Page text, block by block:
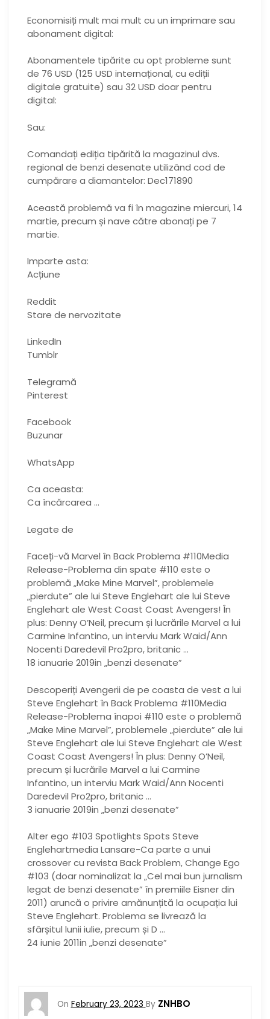
Economisiți mult mai mult cu un imprimare sau
abonament digital:
Abonamentele tipărite cu opt probleme sunt
de 76 USD (125 USD internațional, cu ediții
digitale gratuite) sau 32 USD doar pentru
digital:
Sau:
Comandați ediția tipărită la magazinul dvs.
regional de benzi desenate utilizând cod de
cumpărare a diamantelor: Dec171890
Această problemă va fi în magazine miercuri, 14
martie, precum și nave către abonați pe 7
martie.
Imparte asta:
Acțiune
Reddit
Stare de nervozitate
LinkedIn
Tumblr
Telegramă
Pinterest
Facebook
Buzunar
WhatsApp
Ca aceasta:
Ca încărcarea …
Legate de
Faceți-vă Marvel în Back Problema #110Media
Release-Problema din spate #110 este o
problemă „Make Mine Marvel”, problemele
„pierdute” ale lui Steve Englehart ale lui Steve
Englehart ale West Coast Coast Avengers! În
plus: Denny O’Neil, precum și lucrările Marvel a lui
Carmine Infantino, un interviu Mark Waid/Ann
Nocenti Daredevil Pro2pro, britanic …
18 ianuarie 2019in „benzi desenate”
Descoperiți Avengerii de pe coasta de vest a lui
Steve Englehart în Back Problema #110Media
Release-Problema înapoi #110 este o problemă
„Make Mine Marvel”, problemele „pierdute” ale lui
Steve Englehart ale lui Steve Englehart ale West
Coast Coast Avengers! În plus: Denny O’Neil,
precum și lucrările Marvel a lui Carmine
Infantino, un interviu Mark Waid/Ann Nocenti
Daredevil Pro2pro, britanic …
3 ianuarie 2019in „benzi desenate”
Alter ego #103 Spotlights Spots Steve
Englehartmedia Lansare-Ca parte a unui
crossover cu revista Back Problem, Change Ego
#103 (doar nominalizat la „Cel mai bun jurnalism
legat de benzi desenate” în premiile Eisner din
2011) aruncă o privire amănunțită la ocupația lui
Steve Englehart. Problema se livrează la
sfârșitul lunii iulie, precum și D …
24 iunie 2011in „benzi desenate”
On February 23, 2023 By ZNHBO